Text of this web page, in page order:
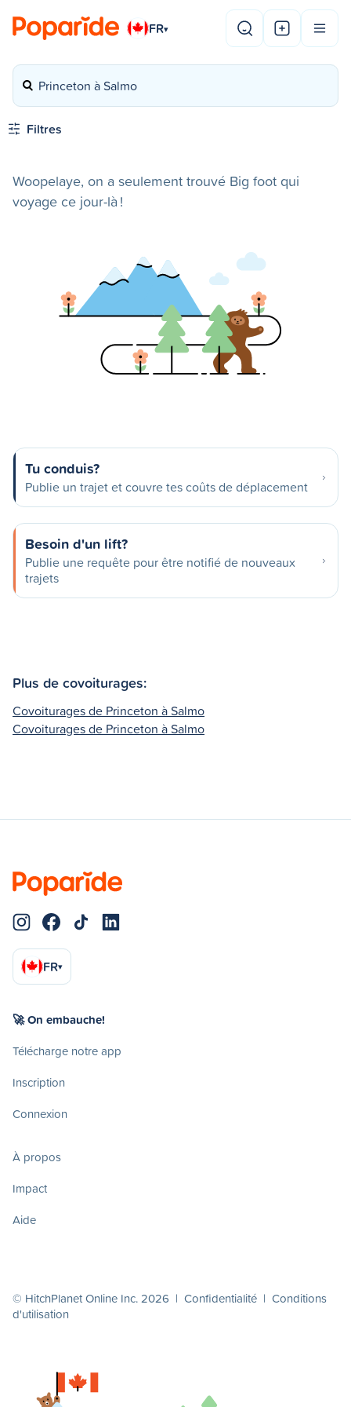
FR▾
Princeton à Salmo
Filtres
Woopelaye, on a seulement trouvé Big foot qui
voyage ce jour-là !
Tu conduis?
Publie un trajet et couvre tes coûts de déplacement
Besoin d'un lift?
Publie une requête pour être notifié de nouveaux
trajets
Plus de covoiturages:
Covoiturages de Princeton à Salmo
Covoiturages de Princeton à Salmo
FR▾
🚀 On embauche!
Télécharge notre app
Inscription
Connexion
À propos
Impact
Aide
© HitchPlanet Online Inc. 2026 | Confidentialité | Conditions
d'utilisation